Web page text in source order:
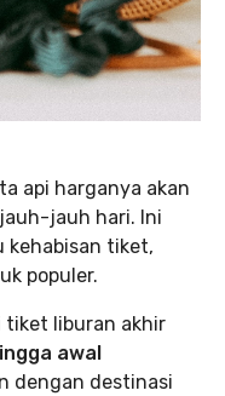
api harganya akan
jauh hari. Ini
kehabisan tiket,
populer.
tiket liburan akhir
awal
dengan destinasi